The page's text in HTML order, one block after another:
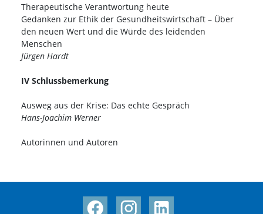
Therapeutische Verantwortung heute
Gedanken zur Ethik der Gesundheitswirtschaft – Über
den neuen Wert und die Würde des leidenden
Menschen
Jürgen Hardt
IV Schlussbemerkung
Ausweg aus der Krise: Das echte Gespräch
Hans-Joachim Werner
Autorinnen und Autoren